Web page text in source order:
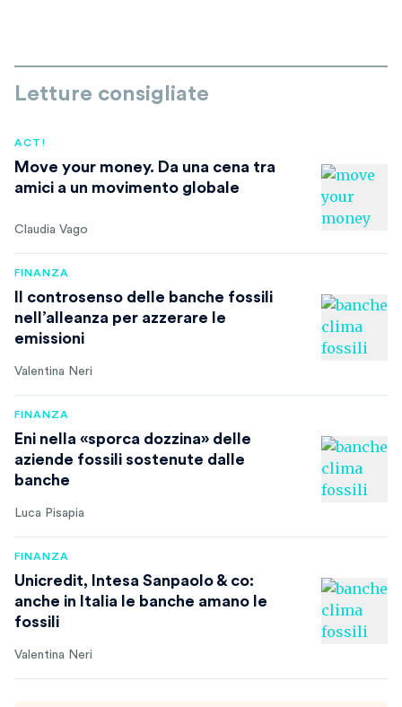
Letture consigliate
ACT!
Move your money. Da una cena tra
amici a un movimento globale
Claudia Vago
FINANZA
Il controsenso delle banche fossili
nell’alleanza per azzerare le
emissioni
Valentina Neri
FINANZA
Eni nella «sporca dozzina» delle
aziende fossili sostenute dalle
banche
Luca Pisapia
FINANZA
Unicredit, Intesa Sanpaolo & co:
anche in Italia le banche amano le
fossili
Valentina Neri